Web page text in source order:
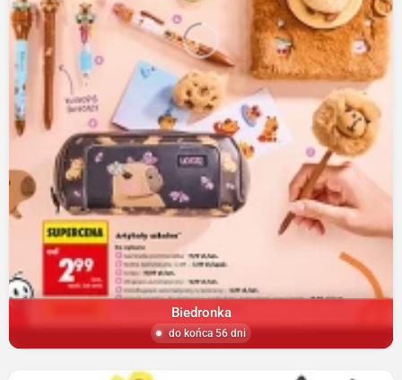
Biedronka
do końca 56 dni